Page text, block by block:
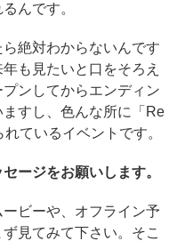
んです。
絶対わからないんです
も見たいと口をそろえ
ンしてからエンディン
すし、色んな所に「Re
ているイベントです。
ージをお願いします。
ービーや、オフライン予
見てみて下さい。そこ